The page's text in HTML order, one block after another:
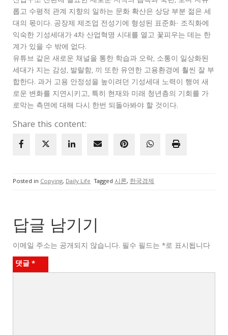
롭고 수평적 관계 지향의 일하는 문화 확산은 상당 부분 젊은 세
대의 몫이다. 공장제 제조업 전성기에 형성된 표준화· 조직화에
익숙한 기성세대가 4차 산업혁명 시대를 열고 꽃피우는 데는 한
계가 있을 수 밖에 없다.
유튜브 같은 새로운 채널을 통한 학습과 오락, 소통이 일상화된
세대가 지는 감성, 발랄함, 끼 또한 유연한 고용환경에 훨씬 잘 부
합한다. 과거 고용 안정성을 높이려던 기성세대 노력이 행여 새
로운 변화를 지연시키고, 특히 현재와 미래 청년층의 기회를 가
로막는 측면에 대해 다시 한번 되돌아봐야 할 것이다.
Share this content:
Posted in Copying, Daily Life Tagged 시론, 한국경제
답글 남기기
이메일 주소는 공개되지 않습니다. 필수 필드는 *로 표시됩니다
댓글*